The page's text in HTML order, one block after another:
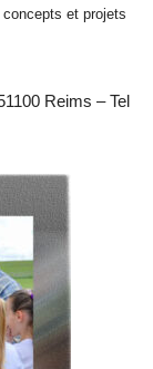
et projets
Reims – Tel